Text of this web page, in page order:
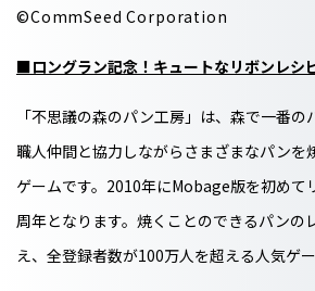
©CommSeed Corporation
■ロングラン記念！キュートなリボンレシ
「不思議の森のパン工房」は、森で一番の
職人仲間と協力しながらさまざまなパンを
ゲームです。2010年にMobage版を初めて
周年となります。焼くことのできるパンの
え、全登録者数が100万人を超える人気ゲ